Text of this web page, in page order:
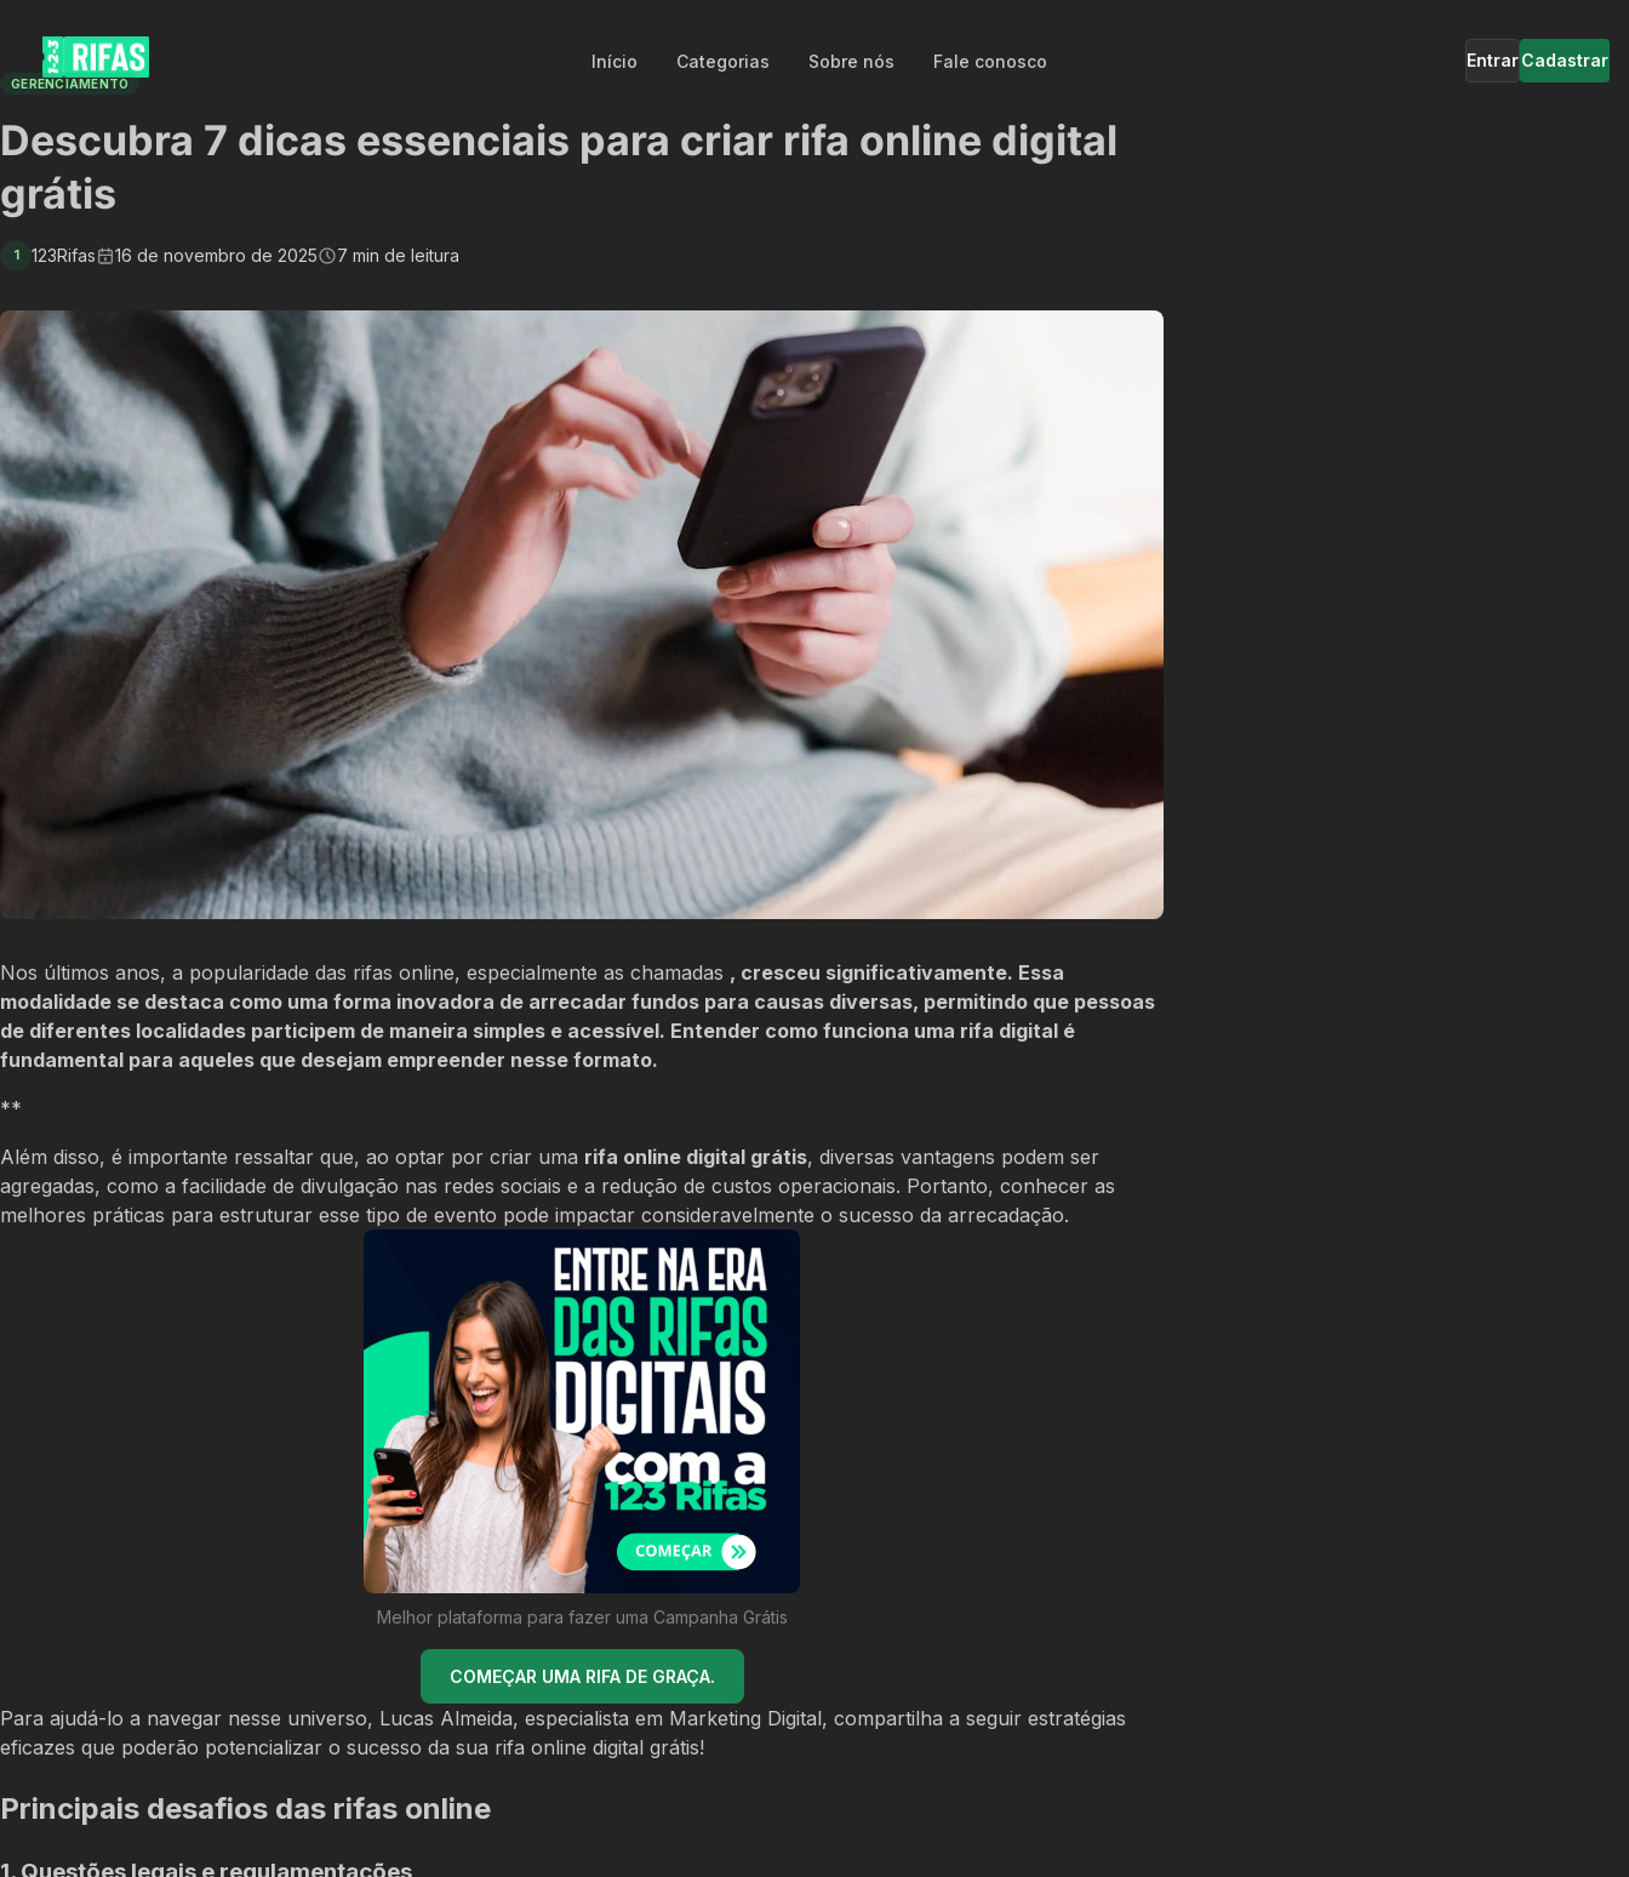
Início Categorias Sobre nós Fale conosco EntrarCadastrar
GERENCIAMENTO
Descubra 7 dicas essenciais para criar rifa online digital
grátis
1 123Rifas 16 de novembro de 2025 7 min de leitura
Nos últimos anos, a popularidade das rifas online, especialmente as chamadas , cresceu significativamente. Essa
modalidade se destaca como uma forma inovadora de arrecadar fundos para causas diversas, permitindo que pessoas
de diferentes localidades participem de maneira simples e acessível. Entender como funciona uma rifa digital é
fundamental para aqueles que desejam empreender nesse formato.
**
Além disso, é importante ressaltar que, ao optar por criar uma rifa online digital grátis, diversas vantagens podem ser
agregadas, como a facilidade de divulgação nas redes sociais e a redução de custos operacionais. Portanto, conhecer as
melhores práticas para estruturar esse tipo de evento pode impactar consideravelmente o sucesso da arrecadação.
Melhor plataforma para fazer uma Campanha Grátis
COMEÇAR UMA RIFA DE GRAÇA.
Para ajudá-lo a navegar nesse universo, Lucas Almeida, especialista em Marketing Digital, compartilha a seguir estratégias
eficazes que poderão potencializar o sucesso da sua rifa online digital grátis!
Principais desafios das rifas online